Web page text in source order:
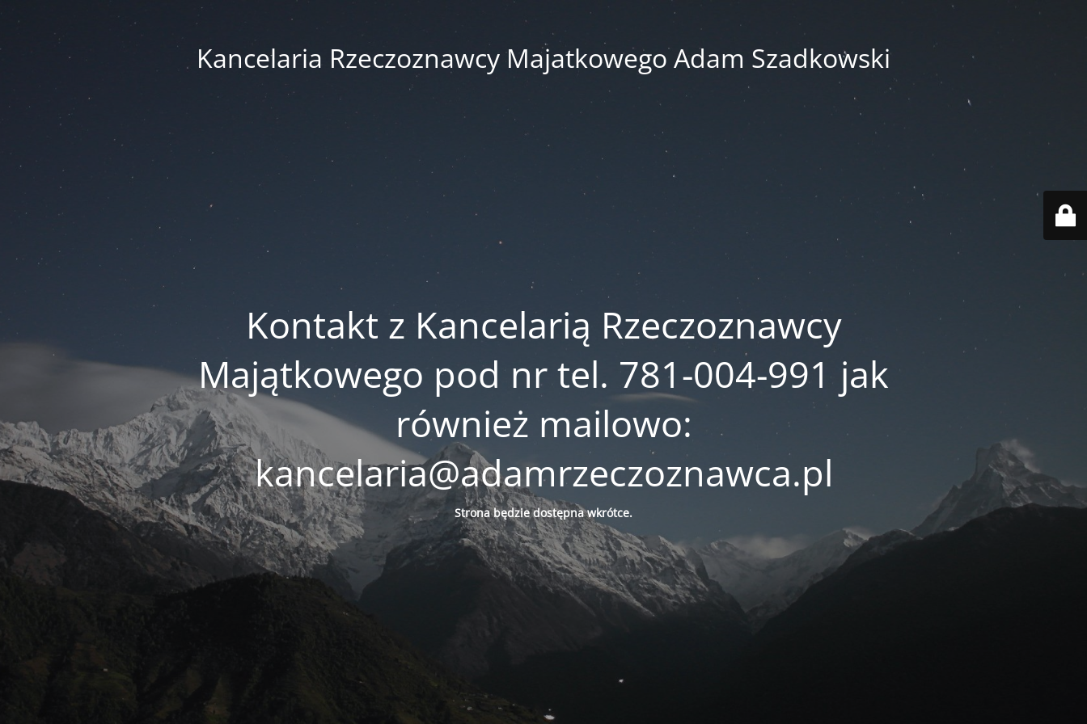
Kancelaria Rzeczoznawcy Majatkowego Adam Szadkowski
Kontakt z Kancelarią Rzeczoznawcy
Majątkowego pod nr tel. 781-004-991 jak
również mailowo:
kancelaria@adamrzeczoznawca.pl
Strona będziedostępna wkrótce.